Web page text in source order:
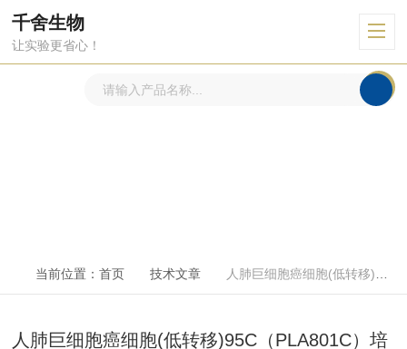
千舍生物
让实验更省心！
当前位置： 首页 技术文章 人肺巨细胞癌细胞(低转移)95C（PLA801C）培养说明书
人肺巨细胞癌细胞(低转移)95C（PLA801C）培